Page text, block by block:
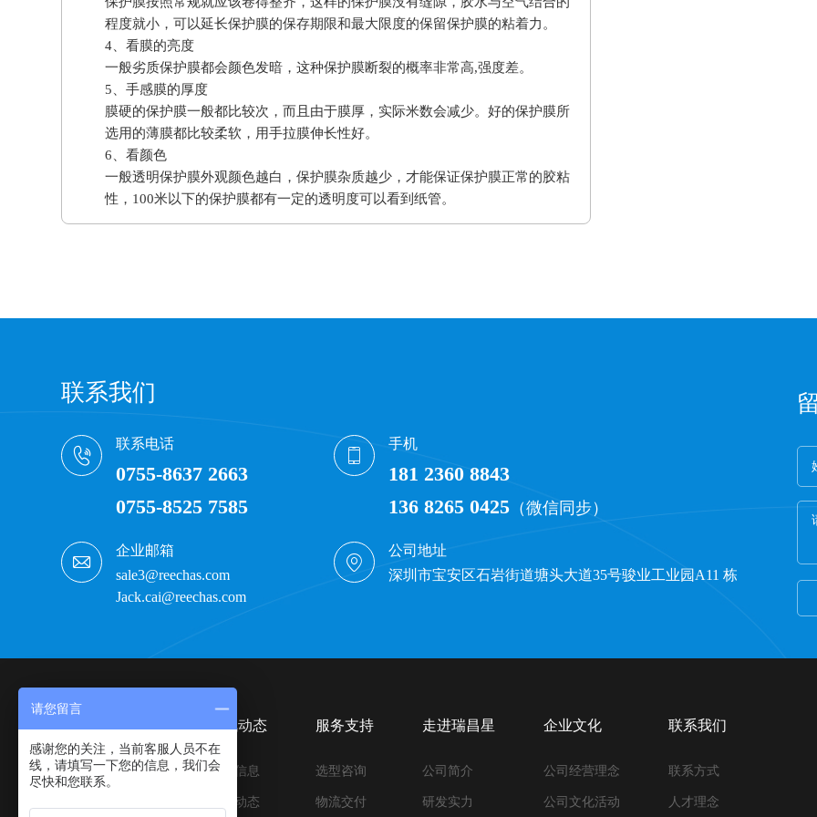
程度就小，可以延长保护膜的保存期限和最大限度的保留保护膜的粘着力。
4、看膜的亮度
一般劣质保护膜都会颜色发暗，这种保护膜断裂的概率非常高,强度差。
5、手感膜的厚度
膜硬的保护膜一般都比较次，而且由于膜厚，实际米数会减少。好的保护膜所
选用的薄膜都比较柔软，用手拉膜伸长性好。
6、看颜色
一般透明保护膜外观颜色越白，保护膜杂质越少，才能保证保护膜正常的胶粘
性，100米以下的保护膜都有一定的透明度可以看到纸管。
联系我们
联系电话
0755-8637 2663
0755-8525 7585
手机
181 2360 8843
136 8265 0425（微信同步）
企业邮箱
sale3@reechas.com
Jack.cai@reechas.com
公司地址
深圳市宝安区石岩街道塘头大道35号骏业工业园A11 栋
压合与离型材料
资讯动态
行业信息
公司动态
服务支持
选型咨询
物流交付
走进瑞昌星
公司简介
研发实力
企业文化
公司经营理念
公司文化活动
联系我们
联系方式
人才理念
请您留言
感谢您的关注，当前客服人员不在
线，请填写一下您的信息，我们会
尽快和您联系。